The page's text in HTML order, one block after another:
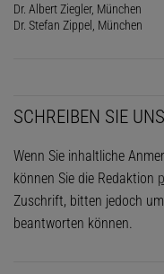
Dr. Albert Ziegler, München
Dr. Stefan Zippel, München
SCHREIBEN SIE
Wenn Sie inhaltliche
können Sie die Redaktion
Zuschrift, bitten jedoch
beantworten können.